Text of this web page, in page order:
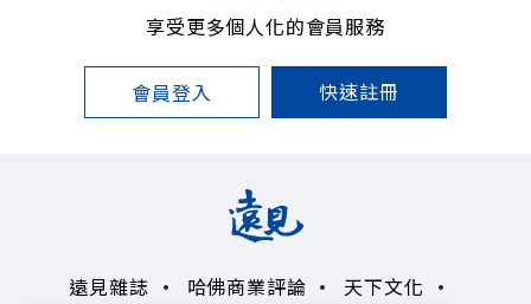
享受更多個人化的會員服務
會員登入 快速註冊
遠見雜誌 哈佛商業評論 天下文化